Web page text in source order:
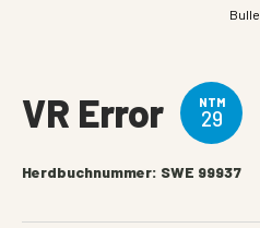
Bulle
VR Error NTM
29
Herdbuchnummer: SWE 99937